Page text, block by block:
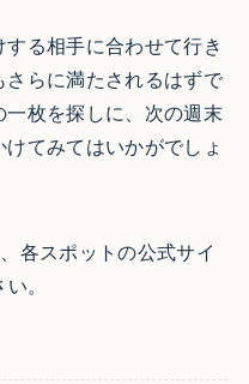
る相手に合わせて行き
らに満たされるはずで
枚を探しに、次の週末
てみてはいかがでしょ
各スポットの公式サイ
。